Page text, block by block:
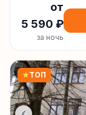
от
5 590 ₽
за ночь
★ТОП